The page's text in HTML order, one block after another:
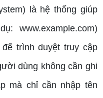
là hệ thống giúp
www.example.com)
trình duyệt truy cập
dùng không cần ghi
mà chỉ cần nhập tên